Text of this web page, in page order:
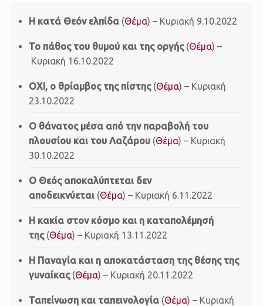
Η κατά Θεόν ελπίδα (Θέμα) – Κυριακή 9.10.2022
Το πάθος του θυμού και της οργής(Θέμα) –
Κυριακή 16.10.2022
OXI, o θρίαμβος της πίστης(Θέμα) – Κυριακή
23.10.2022
O θάνατος μέσα από την παραβολή του
πλουσίου και του Λαζάρου (Θέμα) – Κυριακή
30.10.2022
O Θεός αποκαλύπτεται δεν
αποδεικνύεται (Θέμα) – Κυριακή 6.11.2022
Η κακία στον κόσμο και η καταπολέμησή
της(Θέμα) – Κυριακή 13.11.2022
Η Παναγία και η αποκατάσταση της θέσης της
γυναίκας(Θέμα) – Κυριακή 20.11.2022
Ταπείνωση και ταπεινολογία (Θέμα) – Κυριακή